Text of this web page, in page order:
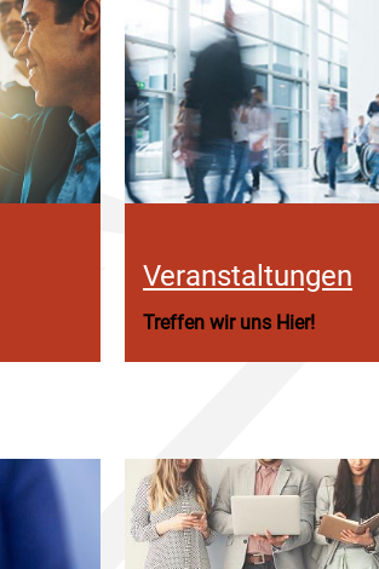
Veranstaltungen
Treffen wir uns Hier!